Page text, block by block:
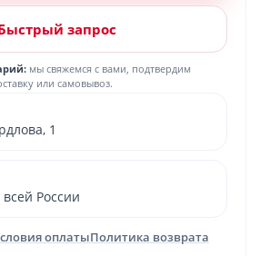
запрос
мы свяжемся с вами, подтвердим
или самовывоз.
1
России
оплатыПолитика возврата